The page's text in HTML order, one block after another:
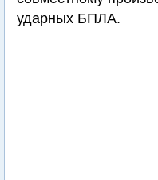
ударных БПЛА.